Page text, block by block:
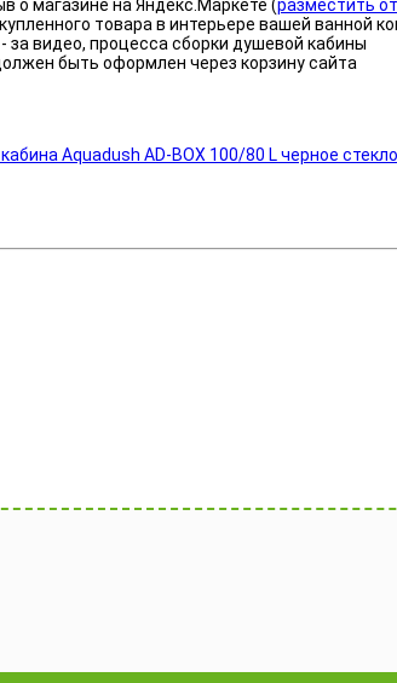
о магазине на Яндекс.Маркете (разместить
товара в интерьере вашей ванной
- за видео, процесса сборки душевой кабины
быть оформлен через корзину сайта